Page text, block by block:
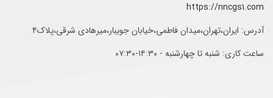
https://nncgs1.com
آدرس: ایران،تهران،میدان فاطمی،خیابان جویبار،میرهادی شرقی،پلاک۴
ساعت کاری: شنبه تا چهارشنبه - ۱۴:۳۰-۰۷:۳۰